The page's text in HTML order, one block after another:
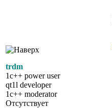
trdm
1c++ power user
qt1l developer
1c++ moderator
Отсутствует